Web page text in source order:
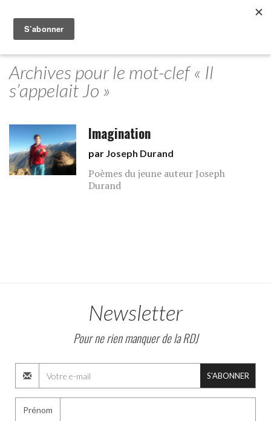
Archives pour le mot-clef « Il
s’appelait Jo »
Imagination
par Joseph Durand
Poèmes du jeune auteur Joseph
Durand
Newsletter
Pour ne rien manquer de la RDJ
S'ABONNER
Prénom